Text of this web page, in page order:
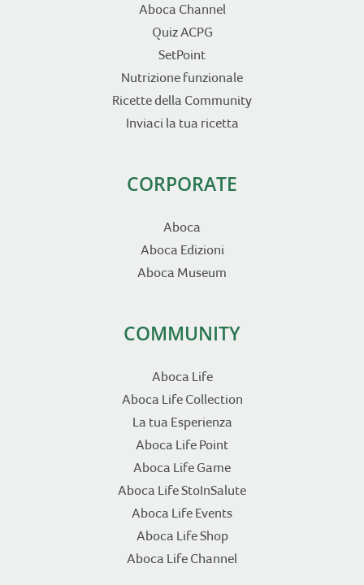
Aboca Channel
Quiz ACPG
SetPoint
Nutrizione funzionale
Ricette della Community
Inviaci la tua ricetta
CORPORATE
Aboca
Aboca Edizioni
Aboca Museum
COMMUNITY
Aboca Life
Aboca Life Collection
La tua Esperienza
Aboca Life Point
Aboca Life Game
Aboca Life StoInSalute
Aboca Life Events
Aboca Life Shop
Aboca Life Channel